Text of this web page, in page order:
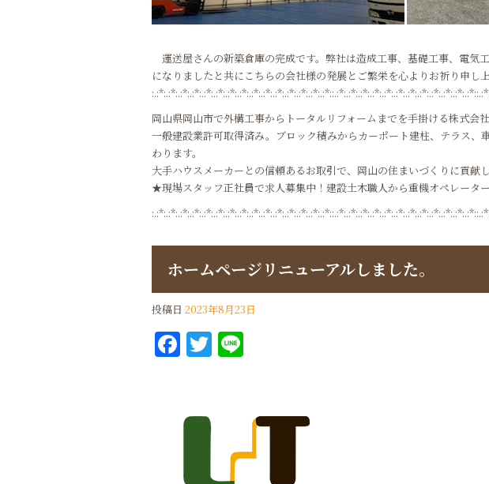
運送屋さんの新築倉庫の完成です。弊社は造成工事、基礎工事、電気
になりましたと共にこちらの会社様の発展とご繁栄を心よりお祈り申し
岡山県岡山市で外構工事からトータルリフォームまでを手掛ける株式会社
一般建設業許可取得済み。ブロック積みからカーポート建柱、テラス、
わります。
大手ハウスメーカーとの信頼あるお取引で、岡山の住まいづくりに貢献し
★現場スタッフ正社員で求人募集中！建設土木職人から重機オペレータ
ホームページリニューアルしました。
投稿日 2023年8月23日
Facebook
Twitter